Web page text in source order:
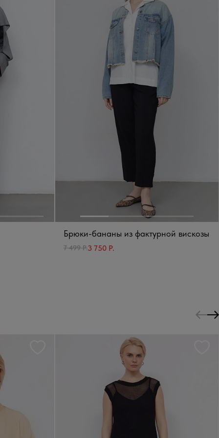
Брюки-бананы из фактурной вискозы
7 499 Р.3 750 Р.